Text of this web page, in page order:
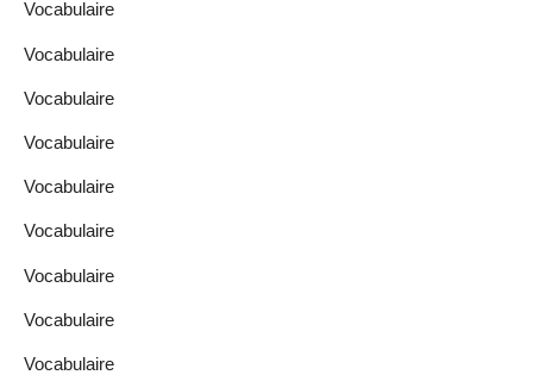
Vocabulaire
Vocabulaire
Vocabulaire
Vocabulaire
Vocabulaire
Vocabulaire
Vocabulaire
Vocabulaire
Vocabulaire